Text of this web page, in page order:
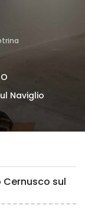
Naviglio
sul